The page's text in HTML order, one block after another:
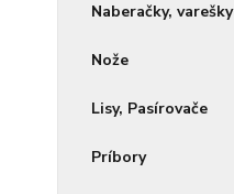
Naberačky, varešky
Nože
Lisy, Pasírovače
Príbory